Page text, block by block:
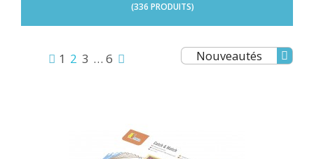
(336 PRODUITS)
1 2 3 … 6 Nouveautés